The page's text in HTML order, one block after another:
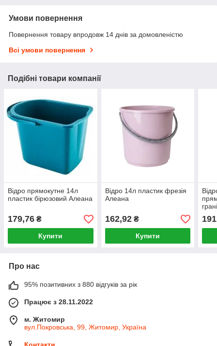
Умови повернення
Повернення товару впродовж 14 днів за домовленістю
Всі умови повернення
Подібні товари компанії
Відро прямокутне 14л
пластик бірюзовий Алеана
179,76 ₴
Купити
Відро 14л пластик фрезія
Алеана
162,92₴
Купити
Про нас
95% позитивних з 880 відгуків за рік
Працює з 28.11.2022
м. Житомир
вул.Покровська, 99, Житомир, Україна